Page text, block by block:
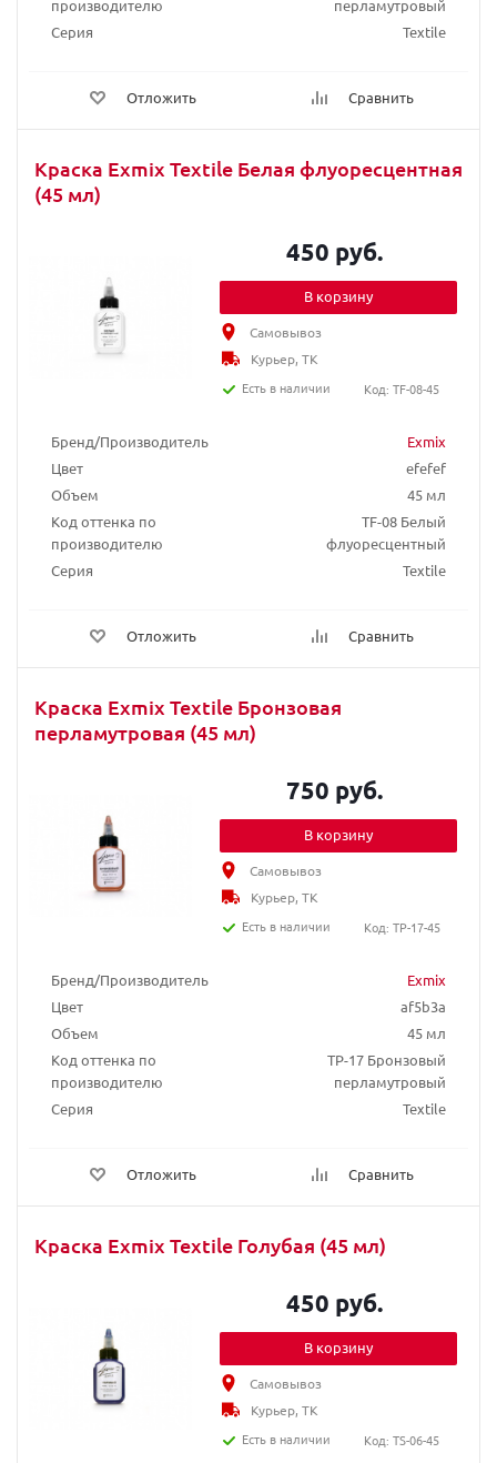
производителю
перламутровый
Серия
Textile
Отложить Сравнить
Краска Exmix Textile Белая флуоресцентная
(45 мл)
Бренд/Производитель
Exmix
Цвет
efefef
Объем
45 мл
Код оттенка по
производителю
TF-08 Белый
флуоресцентный
Серия
Textile
Отложить Сравнить
450 руб.
В корзину
Самовывоз
Курьер, ТК
Есть в наличии
Код: TF-08-45
Краска Exmix Textile Бронзовая
перламутровая (45 мл)
Бренд/Производитель
Exmix
Цвет
af5b3a
Объем
45 мл
Код оттенка по
производителю
TP-17 Бронзовый
перламутровый
Серия
Textile
Отложить Сравнить
750 руб.
В корзину
Самовывоз
Курьер, ТК
Есть в наличии
Код: TP-17-45
Краска Exmix Textile Голубая (45 мл)
450 руб.
В корзину
Самовывоз
Курьер, ТК
Есть в наличии
Код: TS-06-45